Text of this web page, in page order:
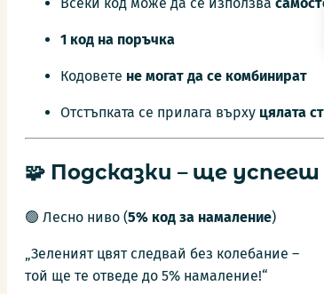
1 код на поръчка
Кодовете не могат да се комбинират
Отстъпката се прилага върху цялата
🧩 Подсказки – ще
🟢 Лесно ниво (5% код за намаление)
„Зеленият цвят следвай без колебание –
той ще те отведе до 5% намаление!“